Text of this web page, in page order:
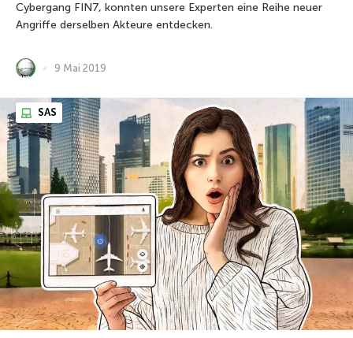
Cybergang FIN7, konnten unsere Experten eine Reihe neuer
Angriffe derselben Akteure entdecken.
9 Mai 2019
SAS